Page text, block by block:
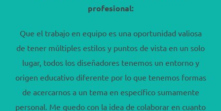
profesional:
Que el trabajo en equipo es una oportunidad valiosa
de tener múltiples estilos y puntos de vista en un solo
lugar, todos los diseñadores tenemos un entorno y
origen educativo diferente por lo que tenemos formas
de acercarnos a un tema en específico sumamente
personal. Me quedo con la idea de colaborar en cuanto